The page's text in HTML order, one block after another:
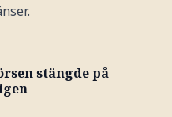
stängde på